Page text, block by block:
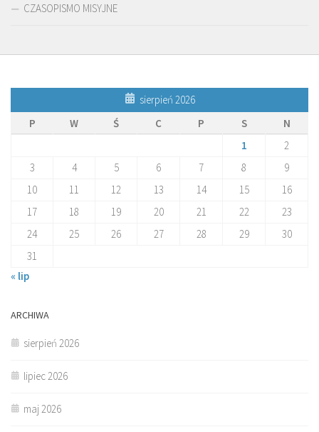
CZASOPISMO MISYJNE
sierpień 2026
P
W Ś C P S
N
1
2
3
4 5 6 7 8
9
10
11 12 13 14 15
16
17
18 19 20 21 22
23
24
25 26 27 28 29
30
31
« lip
ARCHIWA
sierpień 2026
lipiec 2026
maj 2026